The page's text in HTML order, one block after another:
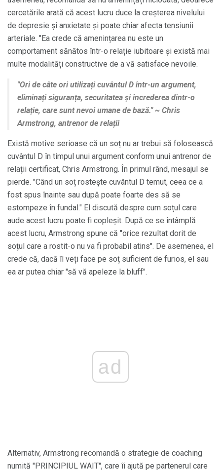
cercetările arată că acest lucru duce la creșterea nivelului
de depresie și anxietate și poate chiar afecta tensiunii
arteriale. "Ea crede că amenințarea nu este un
comportament sănătos într-o relație iubitoare și există mai
multe modalități constructive de a vă satisface nevoile.
"Ori de câte ori utilizați cuvântul D într-un argument,
eliminați siguranța, securitatea și încrederea dintr-o
relație, care sunt nevoi umane de bază." ~ Chris
Armstrong, antrenor de relații
Există motive serioase că un soț nu ar trebui să folosească
cuvântul D în timpul unui argument conform unui antrenor de
relații certificat, Chris Armstrong. În primul rând, mesajul se
pierde. "Când un soț rostește cuvântul D temut, ceea ce a
fost spus înainte sau după poate foarte des să se
estompeze în fundal." El discută despre cum soțul care
aude acest lucru poate fi copleșit. După ce se întâmplă
acest lucru, Armstrong spune că "orice rezultat dorit de
soțul care a rostit-o nu va fi probabil atins". De asemenea, el
crede că, dacă îl veți face pe soț suficient de furios, el sau
ea ar putea chiar "să vă apeleze la bluff".
ad
Alternativ, Armstrong recomandă o strategie de coaching
numită "PRINCIPIUL WAIT", care îi ajută pe partenerul care